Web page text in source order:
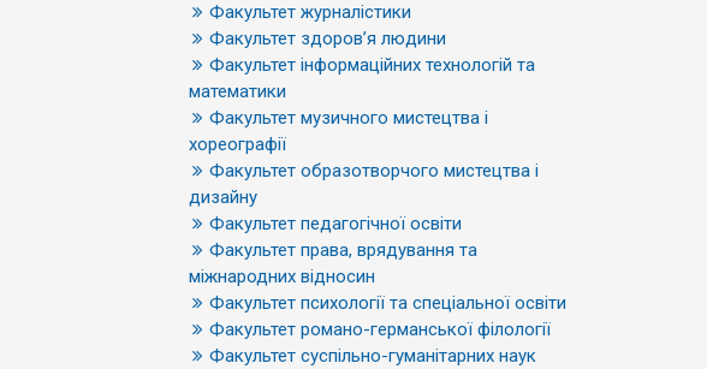
Факультет журналістики
Факультет здоров’я людини
Факультет інформаційних технологій та
математики
Факультет музичного мистецтва і
хореографії
Факультет образотворчого мистецтва і
дизайну
Факультет педагогічної освіти
Факультет права, врядування та
міжнародних відносин
Факультет психології та спеціальної освіти
Факультет романо-германської філології
Факультет суспільно-гуманітарних наук